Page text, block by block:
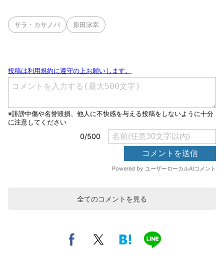
サラ・カサノバ 原田泳幸
全てのコメントを見る